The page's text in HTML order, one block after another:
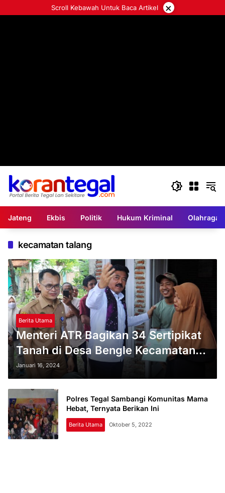
ke
Scroll Kebawah Untuk Baca Artikel ×
Jateng Ekbis Politik Hukum Kriminal Olahraga
kecamatan talang
Berita Utama
Menteri ATR Bagikan 34 Sertipikat
Tanah di Desa Bengle Kecamatan
Talang
Januari 16, 2024
Polres Tegal Sambangi Komunitas Mama
Hebat, Ternyata Berikan Ini
Berita Utama Oktober 5, 2022